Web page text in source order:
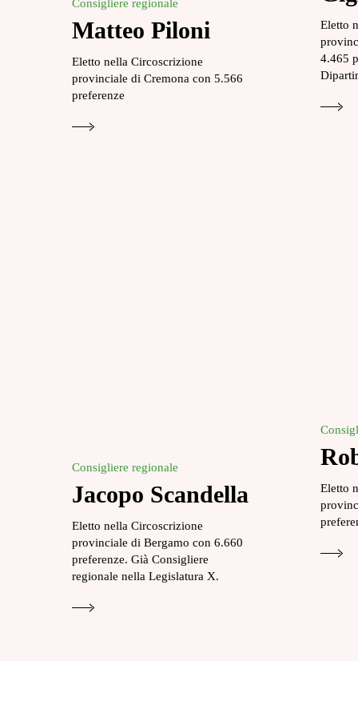
Consigliere regionale
Matteo Piloni
Eletto nella Circoscrizione
provinciale di Cremona con 5.566
preferenze
Eletto
4.465
Consigliere regionale
Jacopo Scandella
Eletto nella Circoscrizione
provinciale di Bergamo con 6.660
preferenze. Già Consigliere
regionale nella Legislatura X.
Eletto